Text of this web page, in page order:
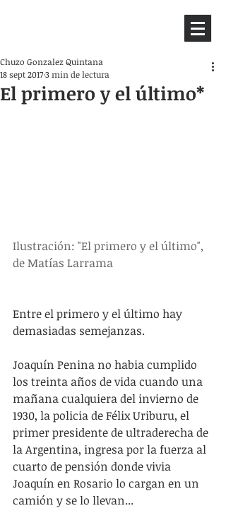
El primero y el último*
Chuzo Gonzalez Quintana
18 sept 20173 min de lectura
Ilustración: "El primero y el último",
de Matías Larrama
Entre el primero y el último hay
demasiadas semejanzas.
Joaquín Penina no habia cumplido
los treinta años de vida cuando una
mañana cualquiera del invierno de
1930, la policia de Félix Uriburu, el
primer presidente de ultraderecha de
la Argentina, ingresa por la fuerza al
cuarto de pensión donde vivia
Joaquín en Rosario lo cargan en un
camión y se lo llevan...